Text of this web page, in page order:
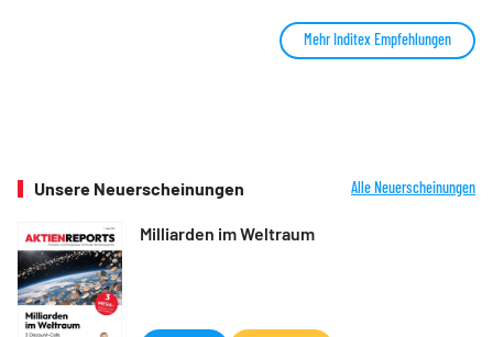
Mehr Inditex Empfehlungen
Unsere Neuerscheinungen Alle Neuerscheinungen
Milliarden im Weltraum